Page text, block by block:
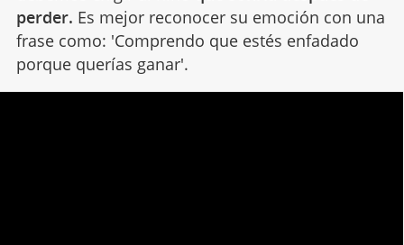
perder. Es mejor reconocer su emoción con una
frase como: 'Comprendo que estés enfadado
porque querías ganar'.